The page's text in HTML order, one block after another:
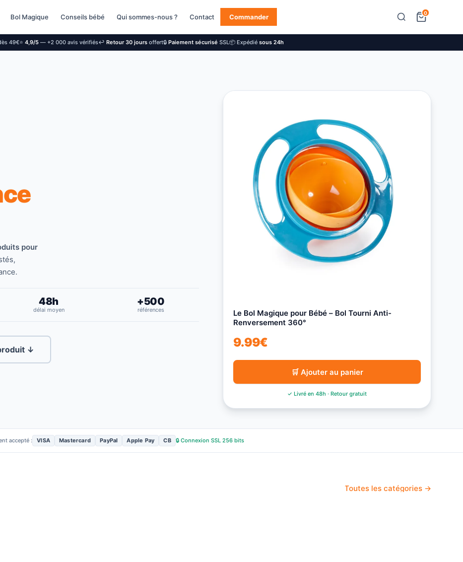
Bol Magique Conseils bébé Qui sommes-nous ? Contact Commander
0
49€⭐ 4,9/5 — +2 000 avis vérifiés↩️ Retour 30 jours offert🔒 Paiement sécurisé SSL📦 Expédié sous 24h
pour
48h
délai moyen
+500
références
↓
Le Bol Magique pour Bébé – Bol Tourni Anti-
Renversement 360°
9.99€
🛒 Ajouter au panier
✓ Livré en 48h · Retour gratuit
accepté : VISA Mastercard PayPal Apple Pay CB 🔒 Connexion SSL 256 bits
Toutes les catégories →